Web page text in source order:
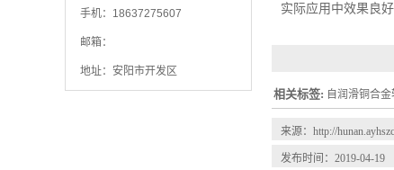
手机：18637275607
邮箱：
地址：安阳市开发区
实际应用中效果良
相关标签: 自润滑铜合
来源： http://
发布时间：2019-04-19